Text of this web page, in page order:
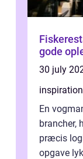
Fiskerestaurant
gode
30 july
inspiration
En
brancher,
præcis
opgave